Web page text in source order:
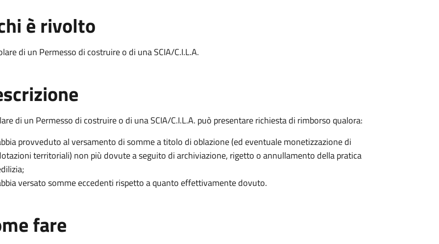
è rivolto
di un Permesso di costruire o di una SCIA/C.I.L.A.
di un Permesso di costruire o di una SCIA/C.I.L.A. può presentare richiesta di rimborso qualora:
provveduto al versamento di somme a titolo di oblazione (ed eventuale monetizzazione di
territoriali) non più dovute a seguito di archiviazione, rigetto o annullamento della pratica
versato somme eccedenti rispetto a quanto effettivamente dovuto.
fare